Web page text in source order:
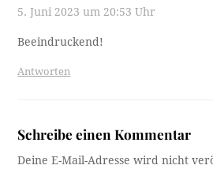
5. Juni 2023 um 20:53 Uhr
Beeindruckend!
Antworten
Schreibe einen Kommentar
Deine E-Mail-Adresse wird nicht